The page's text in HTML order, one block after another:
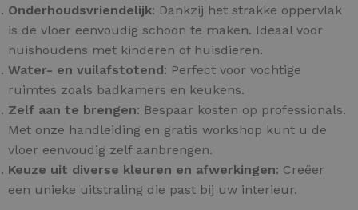
Onderhoudsvriendelijk: Dankzij het strakke oppervlak
is de vloer eenvoudig schoon te maken. Ideaal voor
huishoudens met kinderen of huisdieren.
Water- en vuilafstotend: Perfect voor vochtige
ruimtes zoals badkamers en keukens.
Zelf aan te brengen: Bespaar kosten op professionals.
Met onze handleiding en gratis workshop kunt u de
vloer eenvoudig zelf aanbrengen.
Keuze uit diverse kleuren en afwerkingen: Creëer
een unieke uitstraling die past bij uw interieur.